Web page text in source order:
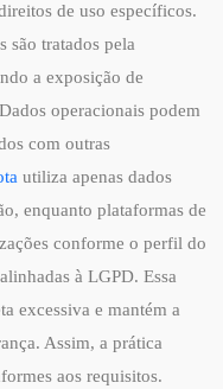
de uso específicos.
são tratados pela
a exposição de
operacionais podem
com outras
utiliza apenas dados
enquanto plataformas de
conforme o perfil do
à LGPD. Essa
excessiva e mantém a
Assim, a prática
aos requisitos.